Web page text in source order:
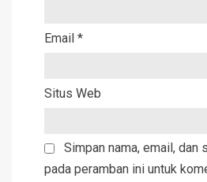
Email *
Situs Web
Simpan nama, email, dan
pada peramban ini untuk